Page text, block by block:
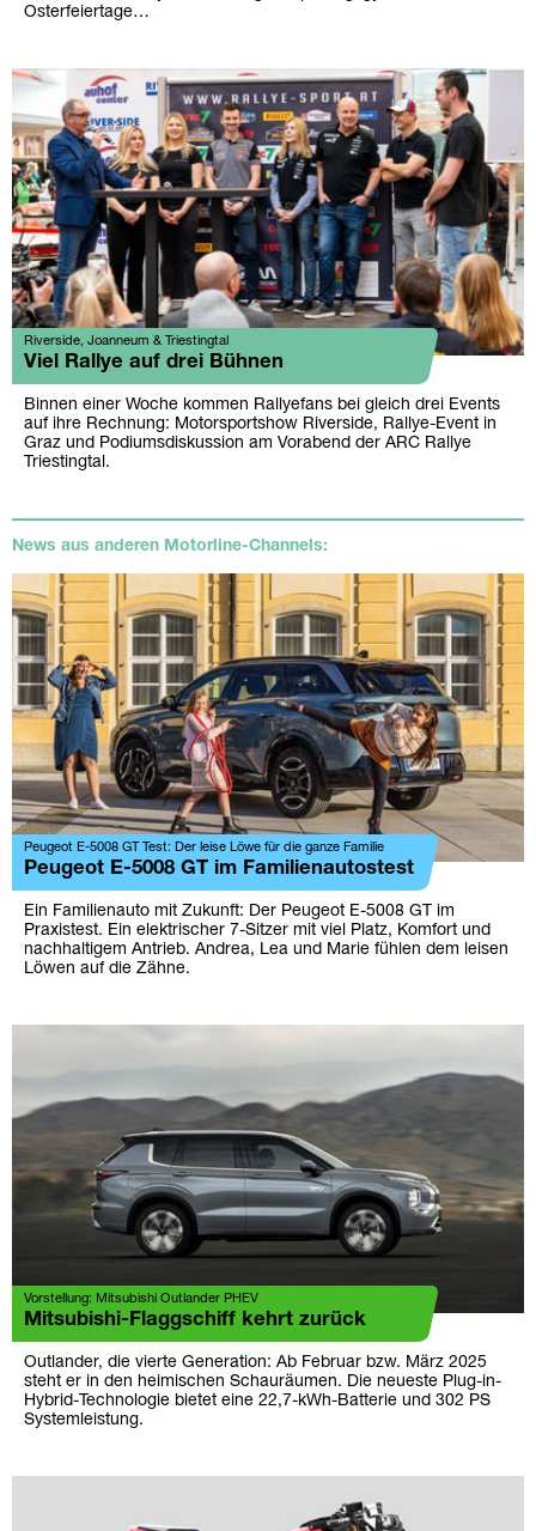
Osterfeiertage…
Riverside, Joanneum & Triestingtal
Viel Rallye auf drei Bühnen
Binnen einer Woche kommen Rallyefans bei gleich drei Events
auf ihre Rechnung: Motorsportshow Riverside, Rallye-Event in
Graz und Podiumsdiskussion am Vorabend der ARC Rallye
Triestingtal.
News aus anderen Motorline-Channels:
Peugeot E-5008 GT Test: Der leise Löwe für die ganze Familie
Peugeot E-5008 GT im Familienautostest
Ein Familienauto mit Zukunft: Der Peugeot E-5008 GT im
Praxistest. Ein elektrischer 7-Sitzer mit viel Platz, Komfort und
nachhaltigem Antrieb. Andrea, Lea und Marie fühlen dem leisen
Löwen auf die Zähne.
Vorstellung: Mitsubishi Outlander PHEV
Mitsubishi-Flaggschiff kehrt zurück
Outlander, die vierte Generation: Ab Februar bzw. März 2025
steht er in den heimischen Schauräumen. Die neueste Plug-in-
Hybrid-Technologie bietet eine 22,7-kWh-Batterie und 302 PS
Systemleistung.